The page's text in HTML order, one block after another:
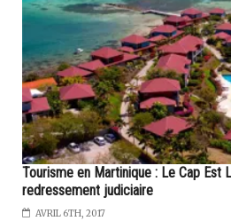
Tourisme en Martinique : Le Cap Est
redressement judiciaire
AVRIL 6TH, 2017